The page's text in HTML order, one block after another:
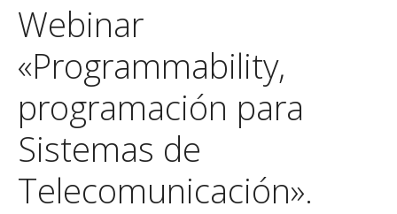
Webinar
«Programmability,
programación para
Sistemas de
Telecomunicación».